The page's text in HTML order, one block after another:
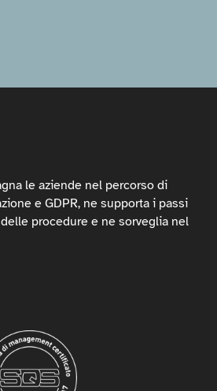
le aziende nel percorso di
e GDPR, ne supporta i passi
procedure e ne sorveglia nel